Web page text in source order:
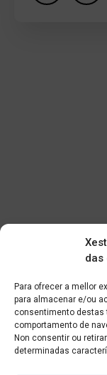
das
Para ofrecer a mellor
para almacenar e/ou
consentimento destas
comportamento de
Non consentir ou
determinadas